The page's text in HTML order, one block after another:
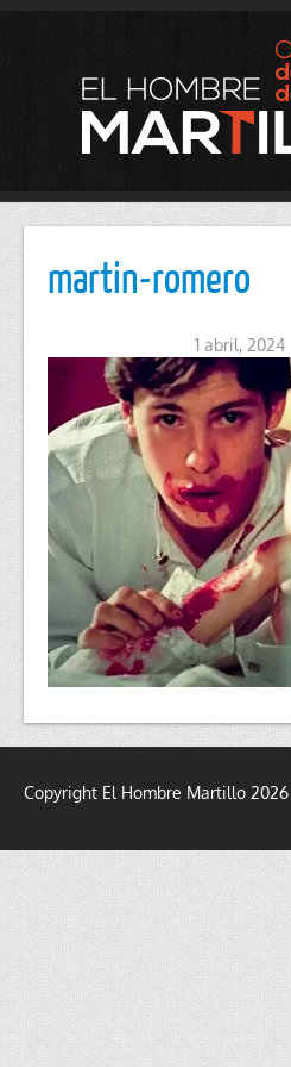
martin-romero
1 abril, 2024
Copyright El Hombre Martillo 2026 |